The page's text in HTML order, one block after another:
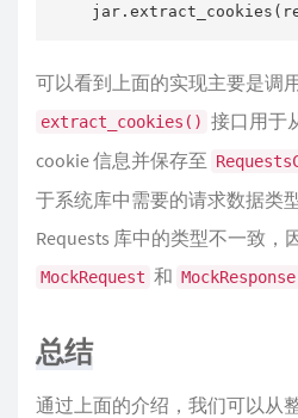
可以看到上面的实现主要是调
extract_cookies() 接口用于
cookie 信息并保存至
于系统库中需要的请求数据类
Requests 库中的类型不一致，
MockRequest 和 MockResponse
总结
通过上面的介绍，我们可以从